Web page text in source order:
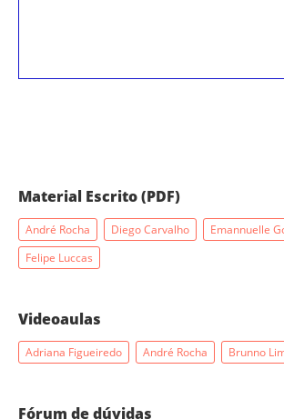
Material Escrito (PDF)
André Rocha Diego Carvalho Emannuelle
Felipe Luccas
Videoaulas
Adriana Figueiredo André Rocha Brunno
Fórum de dúvidas